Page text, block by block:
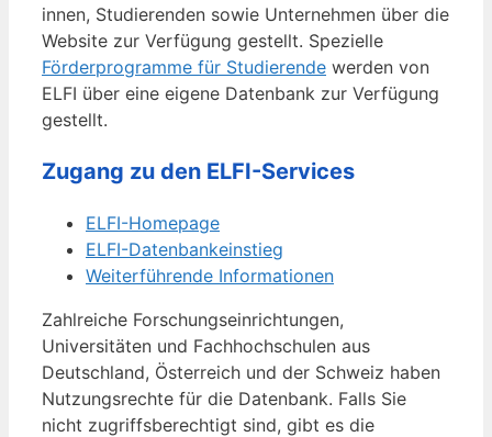
innen, Studierenden sowie Unternehmen über die
Website zur Verfügung gestellt. Spezielle
Förderprogramme für Studierende werden von
ELFI über eine eigene Datenbank zur Verfügung
gestellt.
Zugang zu den ELFI-Services
ELFI-Homepage
ELFI-Datenbankeinstieg
Weiterführende Informationen
Zahlreiche Forschungseinrichtungen,
Universitäten und Fachhochschulen aus
Deutschland, Österreich und der Schweiz haben
Nutzungsrechte für die Datenbank. Falls Sie
nicht zugriffsberechtigt sind, gibt es die